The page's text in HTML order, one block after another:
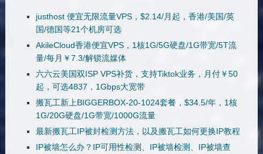
justhost 便宜无限流量VPS，$2.14/月起，香港/美国/英
国/德国等21个机房可选
AkileCloud香港便宜VPS，1核1G/5G硬盘/1G带宽/5T流
量/每月￥7.3/解锁流媒体
六六云美国双ISP VPS补货，支持Tiktok业务，月付￥50
起，可选4837，1Gbps大宽带
搬瓦工新上BIGGERBOX-20-1024套餐，$34.5/年，1核
1G/20G硬盘/1G带宽/1000G流量
最新搬瓦工IP被封检测方法，以及搬瓦工如何更换IP教程
IP被墙怎么办？IP可用性检测、IP被墙检测、IP被墙查